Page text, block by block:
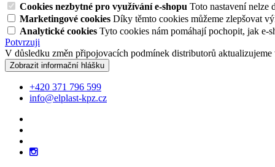
Cookies nezbytné pro využívání e-shopu Toto nastavení nelze
Marketingové cookies Díky těmto cookies můžeme zlepšovat
Analytické cookies Tyto cookies nám pomáhají pochopit, jak e-
Potvrzuji
V důsledku změn připojovacích podmínek distributorů
Zobrazit informační hlášku
+420 371 796 599
info@elplast-kpz.cz